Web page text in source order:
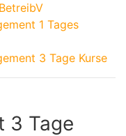
1 Tages
3 Tage Kurse
3 Tage